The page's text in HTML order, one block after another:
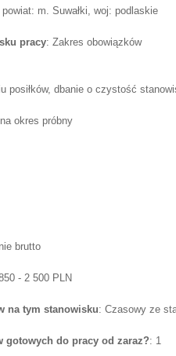
m. Suwałki, woj: podlaskie
pracy: Zakres obowiązków
posiłków, dbanie o czystość
okres próbny
brutto
- 2 500 PLN
na tym stanowisku: Czasowy ze
gotowych do pracy od zaraz?: 1